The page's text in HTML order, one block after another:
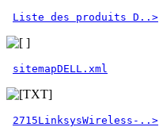
Liste des produits D..>
sitemapDELL.xml
2715LinksysWireless-..>